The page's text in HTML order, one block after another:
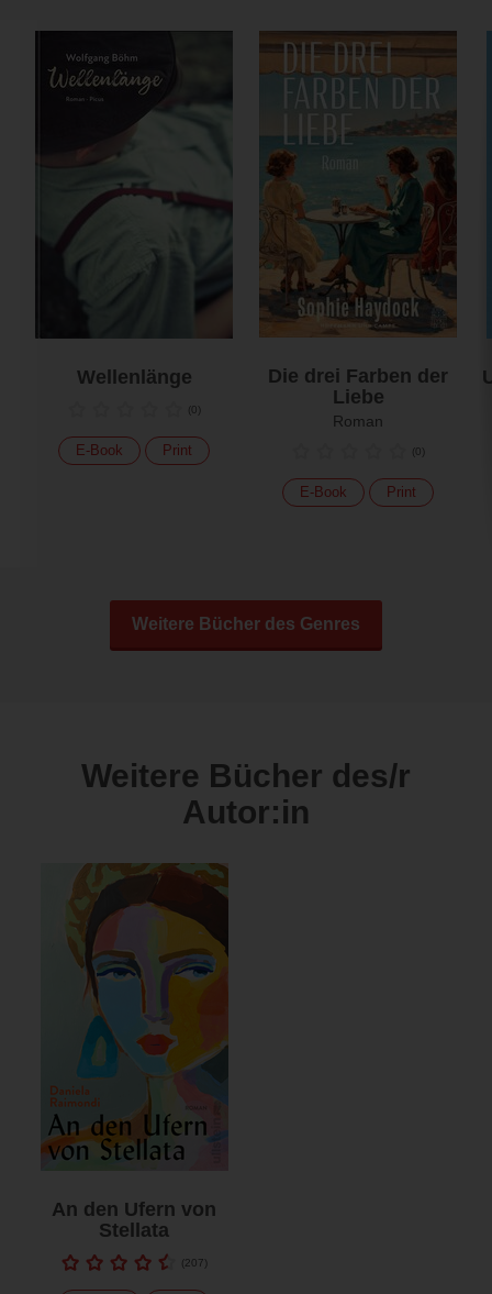
Wellenlänge
(0
E-Book Print
Die drei Farben der
Liebe
Roman
(0
E-Book Print
Weitere Bücher des Genres
Weitere Bücher des/r
Autor:in
An den Ufern von
Stellata
(207 )